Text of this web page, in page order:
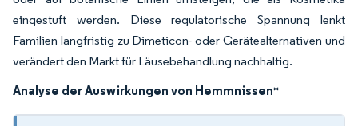
eingestuft werden. Diese regulatorische Spannung lenkt
Familien langfristig zu Dimeticon- oder Gerätealternativen und
verändert den Markt für Läusebehandlung nachhaltig.
Analyse der Auswirkungen von Hemmnissen*